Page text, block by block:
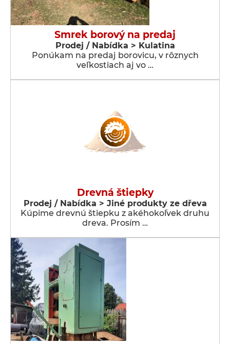
Smrek borový na predaj
Prodej / Nabídka > Kulatina
Ponúkam na predaj borovicu, v rôznych
veľkostiach aj vo …
Drevná štiepky
Prodej / Nabídka > Jiné produkty ze dřeva
Kúpime drevnú štiepku z akéhokoľvek druhu
dreva. Prosím …